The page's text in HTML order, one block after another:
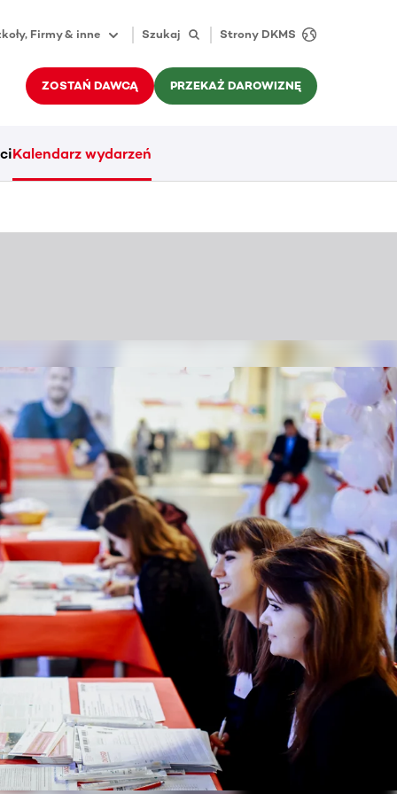
Firmy & inne Szukaj Strony DKMS
ZOSTAŃ DAWCĄ PRZEKAŻ DAROWIZNĘ
Kalendarz wydarzeń